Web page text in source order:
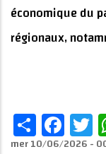
économique du
régionaux,
Share
mer 10/06/2026 -